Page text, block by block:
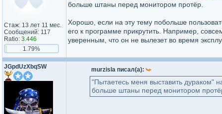
Стаж: 13 лет 11 мес.
Сообщений: 117
Ratio: 3.446
1.79%
больше штаны перед монитором протёр.
Хорошо, если на эту тему побольше
его к программе прикрутить. Например,
уверенным, что он не вылезет во время
JGpdUzXbqSW murzisla писал(а):
"Пытаетесь меня выставить дураком"
больше штаны перед монитором